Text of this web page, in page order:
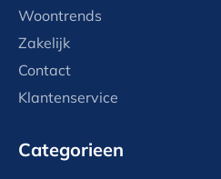
Woontrends
Zakelijk
Contact
Klantenservice
Categorieen